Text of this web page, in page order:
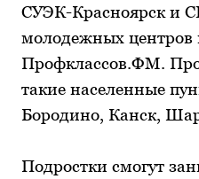
СУЭК-Красноярск и
молодежных центров
Профклассов.ФМ.
такие населенные
Бородино, Канск,
Подростки смогут